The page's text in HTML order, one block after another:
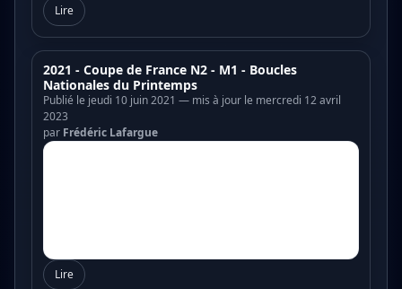
Lire
2021 - Coupe de France N2 - M1 - Boucles
Nationales du Printemps
Publié le jeudi 10 juin 2021 — mis à jour le mercredi 12 avril
2023
par Frédéric Lafargue
Lire